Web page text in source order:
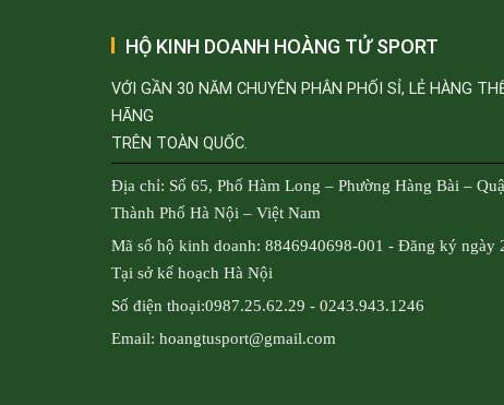
HỘ KINH DOANH HOÀNG TỬ SPORT
VỚI GẦN 30 NĂM CHUYÊN PHÂN PHỐI SỈ, LẺ HÀNG
HÃNG
TRÊN TOÀN QUỐC.
Địa chỉ: Số 65, Phố Hàm Long – Phường Hàng Bài –
Thành Phố Hà Nội – Việt Nam
Mã số hộ kinh doanh: 8846940698-001 - Đăng ký ngày
Tại sở kế hoạch Hà Nội
Số điện thoại:0987.25.62.29 - 0243.943.1246
Email: hoangtusport@gmail.com